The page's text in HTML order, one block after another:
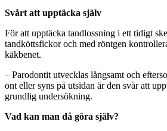
Svårt att upptäcka själv
För att upptäcka tandlossning i ett tidigt
tandköttsfickor och med röntgen
käkbenet.
– Parodontit utvecklas långsamt och
ont eller syns på utsidan är den svår att
grundlig undersökning.
Vad kan man då göra själv?